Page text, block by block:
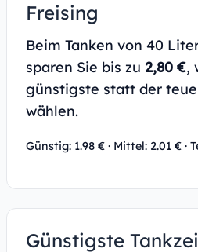
Freising
Beim Tanken von 40
sparen Sie bis zu 2,80 €,
günstigste statt der
wählen.
Günstig: 1.98 € · Mittel: 2.01 € ·
Günstigste